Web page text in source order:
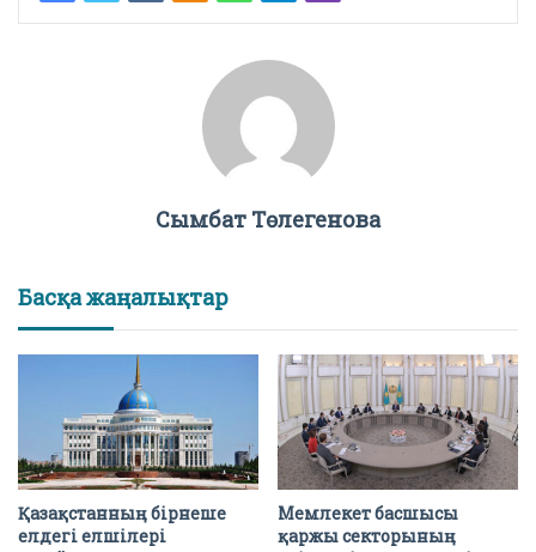
Сымбат Төлегенова
Басқа жаңалықтар
Қазақстанның бірнеше
елдегі елшілері
Мемлекет басшысы
қаржы секторының